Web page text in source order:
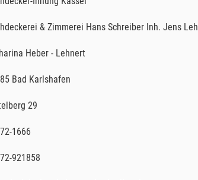
& Zimmerei Hans Schreiber Inh. Jens
Heber - Lehnert
Bad Karlshafen
29
1666
921858